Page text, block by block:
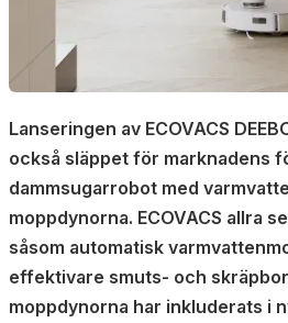
Lanseringen av ECOVACS
också släppet för marknadens
dammsugarrobot med
moppdynorna. ECOVACS allra
såsom automatisk
effektivare smuts- och
moppdynorna har inkluderats i